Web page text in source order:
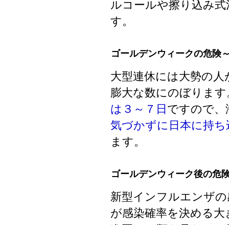
ルコールや擦り込み
す。
ゴールデンウィークの危険
大型連休には大勢の
膨大な数にのぼります
は３～７日 ですので、
気づかずに日本に持
ます。
ゴールデンウィーク後の危
新型インフルエンザ
が感染確率を決める